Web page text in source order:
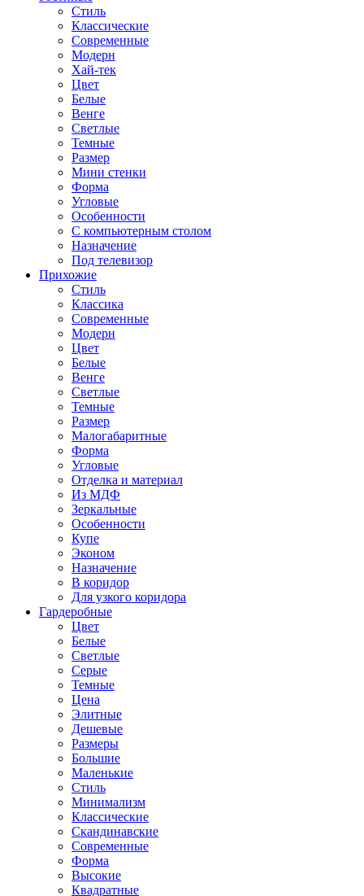
Стиль
Классические
Современные
Модерн
Хай-тек
Цвет
Белые
Венге
Светлые
Темные
Размер
Мини стенки
Форма
Угловые
Особенности
С компьютерным столом
Назначение
Под телевизор
Прихожие
Стиль
Классика
Современные
Модерн
Цвет
Белые
Венге
Светлые
Темные
Размер
Малогабаритные
Форма
Угловые
Отделка и материал
Из МДФ
Зеркальные
Особенности
Купе
Эконом
Назначение
В коридор
Для узкого коридора
Гардеробные
Цвет
Белые
Светлые
Серые
Темные
Цена
Элитные
Дешевые
Размеры
Большие
Маленькие
Стиль
Минимализм
Классические
Скандинавские
Современные
Форма
Высокие
Квадратные